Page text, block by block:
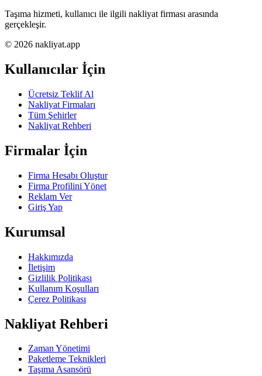
Taşıma hizmeti, kullanıcı ile ilgili nakliyat firması arasında
gerçekleşir.
© 2026 nakliyat.app
Kullanıcılar İçin
Ücretsiz Teklif Al
Nakliyat Firmaları
Tüm Şehirler
Nakliyat Rehberi
Firmalar İçin
Firma Hesabı Oluştur
Firma Profilini Yönet
Reklam Ver
Giriş Yap
Kurumsal
Hakkımızda
İletişim
Gizlilik Politikası
Kullanım Koşulları
Çerez Politikası
Nakliyat Rehberi
Zaman Yönetimi
Paketleme Teknikleri
Taşıma Asansörü